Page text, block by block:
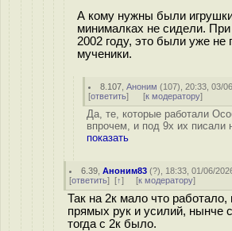
А кому нужны были
минималках не сидели.
2002 году, это были уже не
мученики.
8.107 ,Аноним (107), 20:33, 03/
[ответить] [к модератору]
Да, те, которые работали
впрочем, и под 9x их писали
показать
6.39 ,Аноним83 (?), 18:33, 01/06/
[ответить] [↑] [к модератору]
Так на 2к мало что
прямых рук и усилий, нынче
тогда с 2к было.